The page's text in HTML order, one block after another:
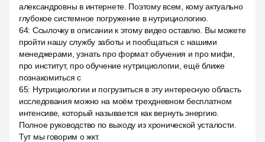
александровны в интернете. Поэтому всем, кому актуально
глубокое системное погружение в нутрициологию.
64: Ссылочку в описании к этому видео оставлю. Вы можете
пройти нашу службу заботы и пообщаться с нашими
менеджерами, узнать про формат обучения и про мифи,
про институт, про обучение нутрициологии, ещё ближе
познакомиться с
65: Нутрициологии и погрузиться в эту интересную область
исследования можно на моём трехдневном бесплатном
интенсиве, который называется как вернуть энергию.
Полное руководство по выходу из хронической усталости.
Тут мы говорим о жкт.